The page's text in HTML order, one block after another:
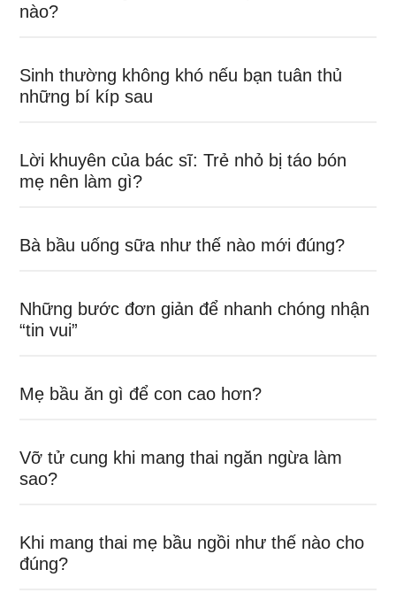
nào?
Sinh thường không khó nếu bạn tuân thủ
những bí kíp sau
Lời khuyên của bác sĩ: Trẻ nhỏ bị táo bón
mẹ nên làm gì?
Bà bầu uống sữa như thế nào mới đúng?
Những bước đơn giản để nhanh chóng nhận
“tin vui”
Mẹ bầu ăn gì để con cao hơn?
Vỡ tử cung khi mang thai ngăn ngừa làm
sao?
Khi mang thai mẹ bầu ngồi như thế nào cho
đúng?